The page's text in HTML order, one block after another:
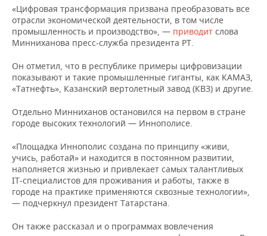
КОМУ ПРИНАДЛЕЖАТ
ТОРГОВЫЕ ЦЕНТРЫ
ТАТАРСТАНА
БЮДЖЕТ
ИНВЕСТИЦИИ
МАШИНОСТРОЕНИЕ
НЕФТЕХИМИЯ
НЕФТЬ
ЭНЕРГЕТИКА
НОВОСТИ АВТО
БИЗНЕС
НОВОСТИ БИЗНЕСА
РОЗНИЧНАЯ ТОРГОВЛЯ
ТРАНСПОРТ
УСЛУГИ
ТЕХНОЛОГИИ
НОВОСТИ ТЕХНОЛОГИЙ
IT
МЕДИА
ТЕЛЕКОММУНИКАЦИИ
МЕРОПРИЯТИЯ
НОВОСТИ МЕРОПРИЯТИЙ
ВЫЕЗДНАЯ РЕДАКЦИЯ
БИЗНЕС-БРАНЧИ
ONLINE-КОНФЕРЕНЦИИ
ОТКРЫТАЯ ЛЕКЦИЯ
СПОРТ
НОВОСТИ СПОРТА
ФУТБОЛ
ХОККЕЙ
БАСКЕТБОЛ
ВОЛЕЙБОЛ
ОБЩЕСТВО
НОВОСТИ ОБЩЕСТВА
ВЛАСТЬ
ИНФРАСТРУКТУРА
ИСТОРИЯ
ФОТОГАЛЕРЕЯ
СЮЖЕТЫ
СПРАВОЧНИК
СПИСОК ПЕРСОН
ПОЛНАЯ ВЕРСИЯ
«Цифровая трансформация призвана преобразовать все
отрасли экономической деятельности, в том числе
промышленность и производство», — приводит слова
Минниханова пресс-служба президента РТ.
Он отметил, что в республике примеры цифровизации
показывают и такие промышленные гиганты, как КАМАЗ,
«Татнефть», Казанский вертолетный завод (КВЗ) и другие.
Отдельно Минниханов остановился на первом в стране
городе высоких технологий — Иннополисе.
«Площадка Иннополис создана по принципу «живи,
учись, работай» и находится в постоянном развитии,
наполняется жизнью и привлекает самых талантливых
IT-специалистов для проживания и работы, также в
городе на практике применяются сквозные технологии»,
— подчеркнул президент Татарстана.
Он также рассказал и о программах вовлечения